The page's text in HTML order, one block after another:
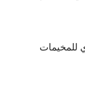
للمخيمات